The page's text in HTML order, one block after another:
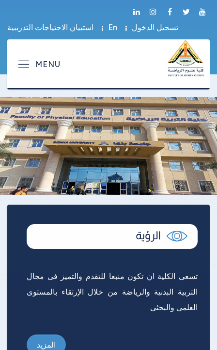
تسجيل الدخول En استبيان الاحتياجات التدريبية
تسعى الكلية ان تكون منبعا للتقدم والتميز فى مجال
التربية البدنية والرياضة من خلال الإرتقاء بالمستوى
العلمى والبحثى
المزيد